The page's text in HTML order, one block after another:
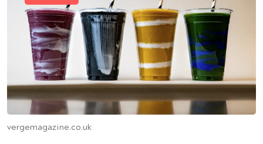
vergemagazine.co.uk